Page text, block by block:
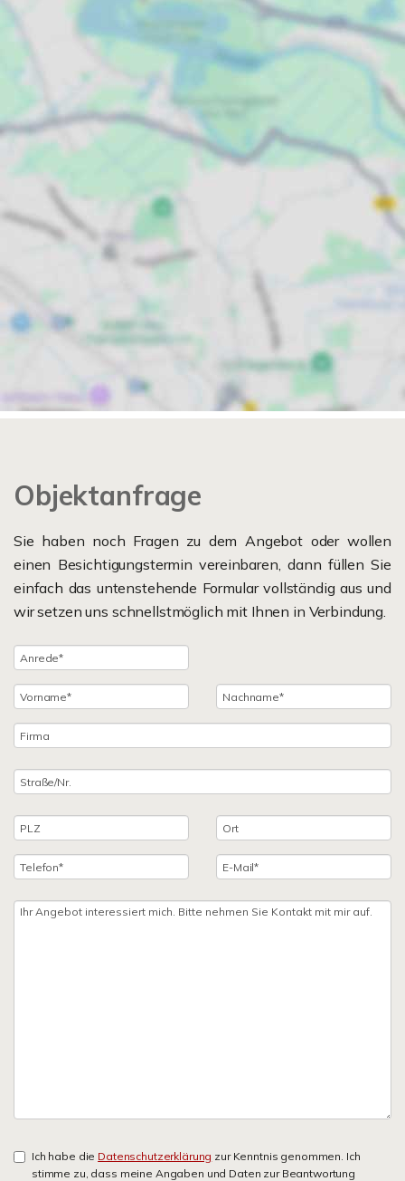
Objektanfrage
Sie haben noch Fragen zu dem Angebot oder wollen
einen Besichtigungstermin vereinbaren, dann füllen Sie
einfach das untenstehende Formular vollständig aus und
wir setzen uns schnellstmöglich mit Ihnen in Verbindung.
Ich habe die Datenschutzerklärung zur Kenntnis genommen. Ich
stimme zu, dass meine Angaben und Daten zur Beantwortung